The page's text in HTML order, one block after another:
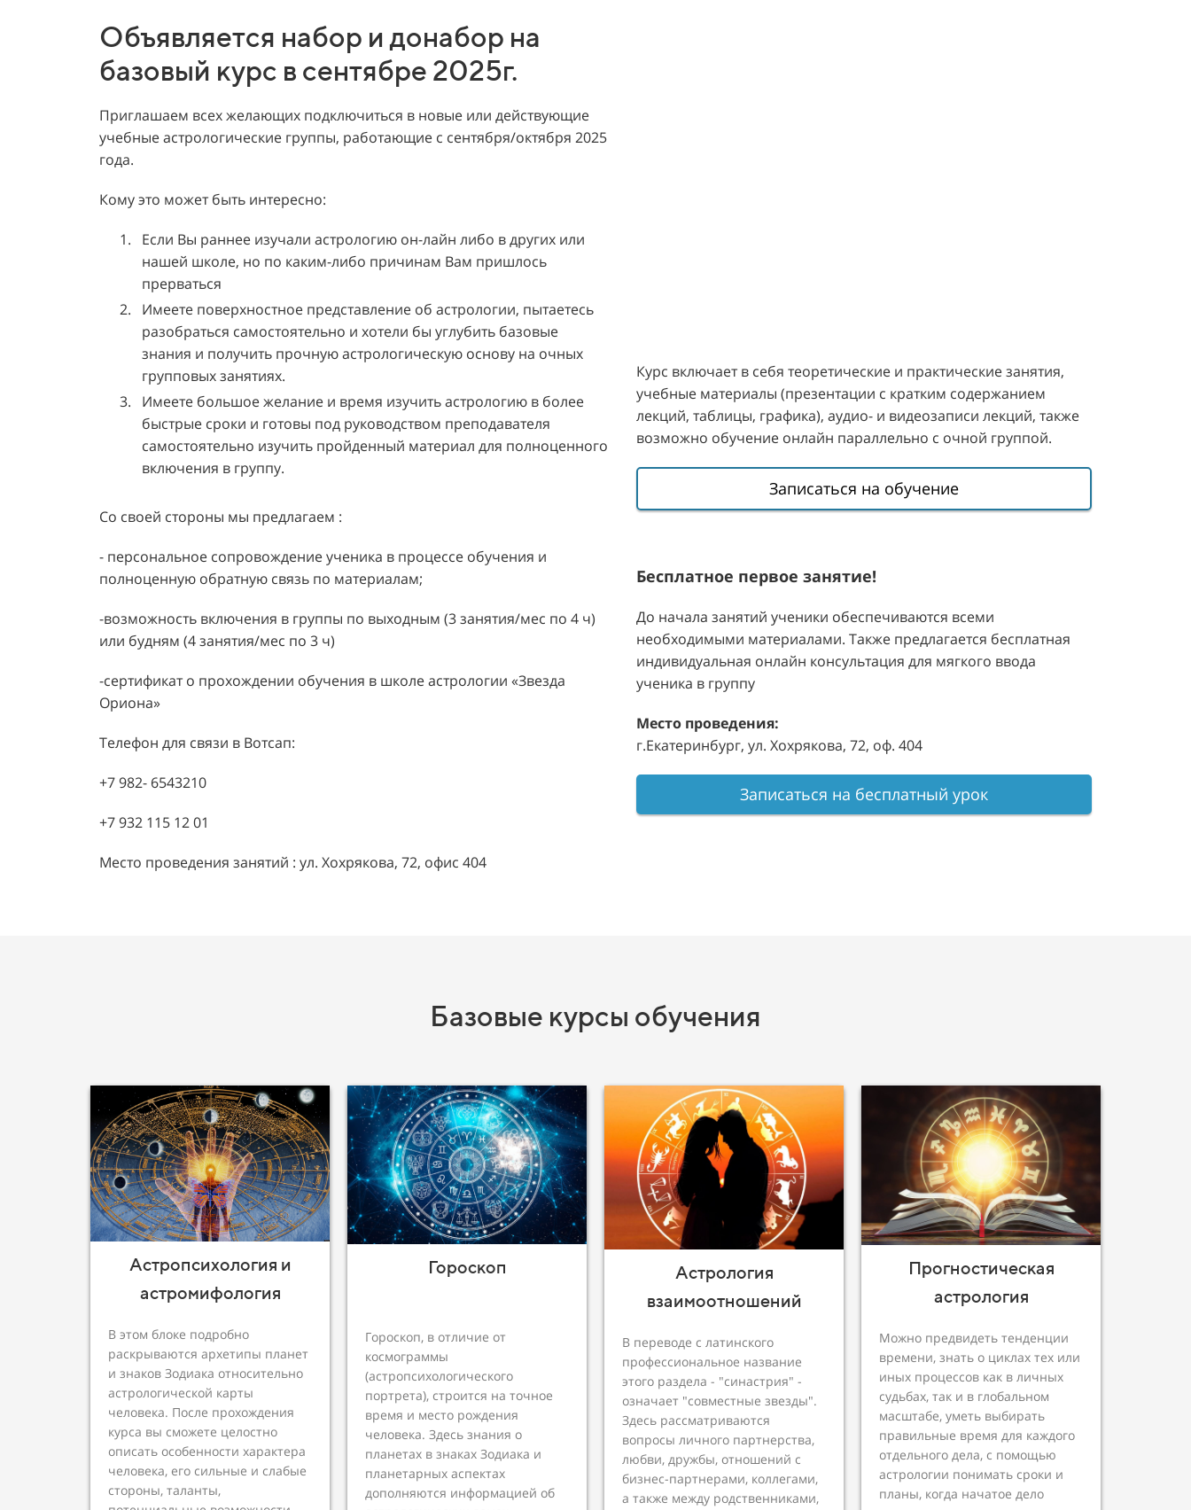
Объявляется набор и донабор на
базовый курс в сентябре 2025г.
Приглашаем всех желающих подключиться в новые или действующие
учебные астрологические группы, работающие с сентября/октября 2025
года.
Кому это может быть интересно:
Если Вы раннее изучали астрологию он-лайн либо в других или
нашей школе, но по каким-либо причинам Вам пришлось
прерваться
Имеете поверхностное представление об астрологии, пытаетесь
разобраться самостоятельно и хотели бы углубить базовые
знания и получить прочную астрологическую основу на очных
групповых занятиях.
Имеете большое желание и время изучить астрологию в более
быстрые сроки и готовы под руководством преподавателя
самостоятельно изучить пройденный материал для полноценного
включения в группу.
Со своей стороны мы предлагаем :
- персональное сопровождение ученика в процессе обучения и
полноценную обратную связь по материалам;
-возможность включения в группы по выходным (3 занятия/мес по 4 ч)
или будням (4 занятия/мес по 3 ч)
-сертификат о прохождении обучения в школе астрологии «Звезда
Ориона»
Телефон для связи в Вотсап:
+7 982- 6543210
+7 932 115 12 01
Место проведения занятий : ул. Хохрякова, 72, офис 404
Курс включает в себя теоретические и практические занятия,
учебные материалы (презентации с кратким содержанием
лекций, таблицы, графика), аудио- и видеозаписи лекций, также
возможно обучение онлайн параллельно с очной группой.
Записаться на обучение
Бесплатное первое занятие!
До начала занятий ученики обеспечиваются всеми
необходимыми материалами. Также предлагается бесплатная
индивидуальная онлайн консультация для мягкого ввода
ученика в группу
Место проведения:
г.Екатеринбург, ул. Хохрякова, 72, оф. 404
Записаться на бесплатный урок
Базовые курсы обучения
Астропсихология и
астромифология
В этом блоке подробно
раскрываются архетипы планет
и знаков Зодиака относительно
астрологической карты
человека. После прохождения
курса вы сможете целостно
описать особенности характера
человека, его сильные и слабые
стороны, таланты,
Гороскоп
Гороскоп, в отличие от
космограммы
(астропсихологического
портрета), строится на точное
время и место рождения
человека. Здесь знания о
планетах в знаках Зодиака и
планетарных аспектах
дополняются информацией об
Астрология
взаимоотношений
В переводе с латинского
профессиональное название
этого раздела - "синастрия" -
означает "совместные звезды".
Здесь рассматриваются
вопросы личного партнерства,
любви, дружбы, отношений с
бизнес-партнерами, коллегами,
а также между родственниками,
Прогностическая
астрология
Можно предвидеть тенденции
времени, знать о циклах тех или
иных процессов как в личных
судьбах, так и в глобальном
масштабе, уметь выбирать
правильные время для каждого
отдельного дела, с помощью
астрологии понимать сроки и
планы, когда начатое дело